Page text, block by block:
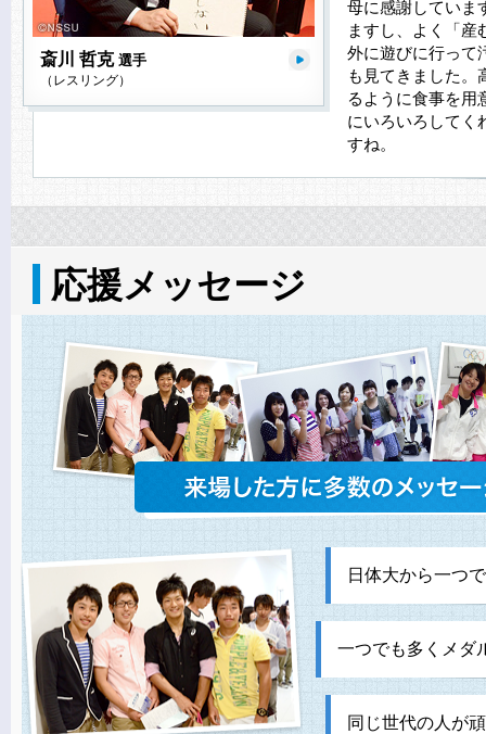
斎川 哲克 選手
（レスリング）
母に感謝していま
ますし、よく「産
外に遊びに行って
も見てきました。
るように食事を用
にいろいろしてく
すね。
応援メッセージ
日体大から一つ
一つでも多くメダ
同じ世代の人が